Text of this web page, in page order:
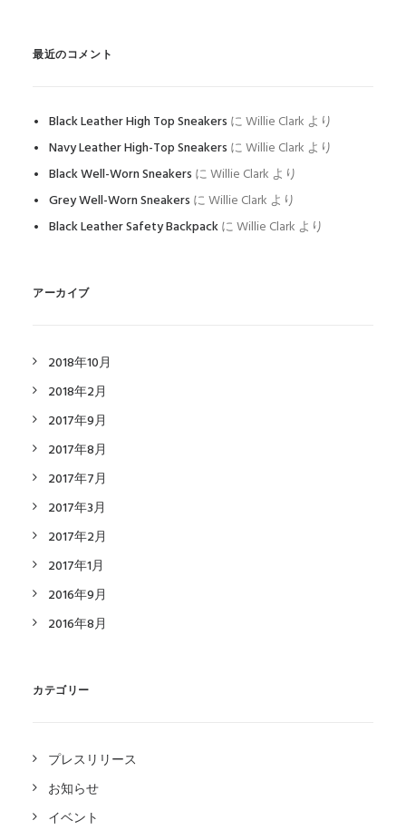
最近のコメント
Black Leather High Top Sneakers にWillie Clark より
Navy Leather High-Top Sneakers にWillie Clark より
Black Well-Worn Sneakers にWillie Clark より
Grey Well-Worn Sneakers にWillie Clark より
Black Leather Safety BackpackにWillie Clark より
アーカイブ
2018年10月
2018年2月
2017年9月
2017年8月
2017年7月
2017年3月
2017年2月
2017年1月
2016年9月
2016年8月
カテゴリー
プレスリリース
お知らせ
イベント